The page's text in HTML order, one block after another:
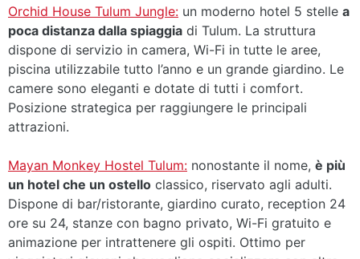
Orchid House Tulum Jungle: un moderno hotel 5 stelle a
poca distanza dalla spiaggia di Tulum. La struttura
dispone di servizio in camera, Wi-Fi in tutte le aree,
piscina utilizzabile tutto l’anno e un grande giardino. Le
camere sono eleganti e dotate di tutti i comfort.
Posizione strategica per raggiungere le principali
attrazioni.
Mayan Monkey Hostel Tulum: nonostante il nome, è più
un hotel che un ostello classico, riservato agli adulti.
Dispone di bar/ristorante, giardino curato, reception 24
ore su 24, stanze con bagno privato, Wi-Fi gratuito e
animazione per intrattenere gli ospiti. Ottimo per